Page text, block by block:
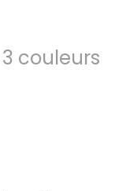
couleurs